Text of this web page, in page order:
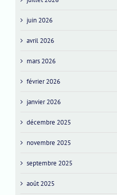
juin 2026
avril 2026
mars 2026
février 2026
janvier 2026
décembre 2025
novembre 2025
septembre 2025
août 2025